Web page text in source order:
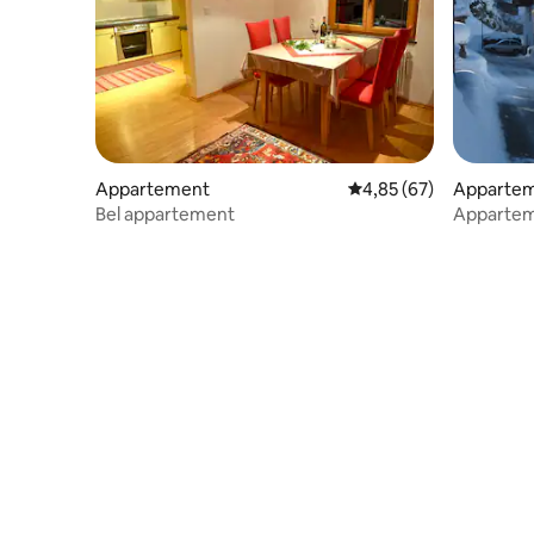
Appartement Évaluation moyenne
4,85 (67)
Bel appartement